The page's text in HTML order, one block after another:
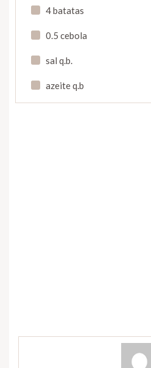
4 batatas
0.5 cebola
sal q.b.
azeite q.b